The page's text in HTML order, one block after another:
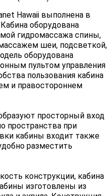
Hawaii выполнена в
оборудована
гидромассажа спины,
шеи, подсветкой,
оборудована
пультом управления
пользования кабина
и правостороннем
просторный вход
пространства при
кабины входит также
разместить
конструкции, кабина
изготовлены из